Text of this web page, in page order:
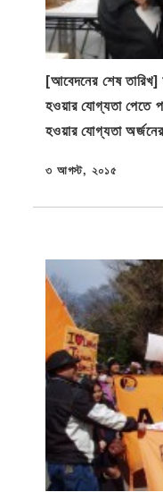
[আবেদনের শেষ তারিখ]
হওয়ার যোগ্যতা পেতে
হওয়ার যোগ্যতা
প্রকাশিত
৩ আগস্ট, ২০১৫